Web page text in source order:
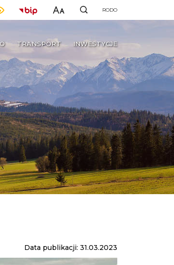
RODO
TRANSPORT INWESTYCJE
Data publikacji: 31.03.2023